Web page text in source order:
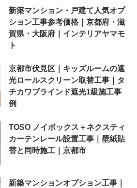
新築マンション・戸建て人気オプ
ション工事参考価格｜京都府・滋
賀県・大阪府｜インテリアヤマモ
ト
京都市伏見区｜キッズルームの遮
光ロールスクリーン取替工事｜タ
チカワブラインド遮光1級施工事
例
TOSO ノイボックス＋ネクスティ
カーテンレール設置工事｜壁紙貼
替と同時施工｜京都市
新築マンションオプション工事｜